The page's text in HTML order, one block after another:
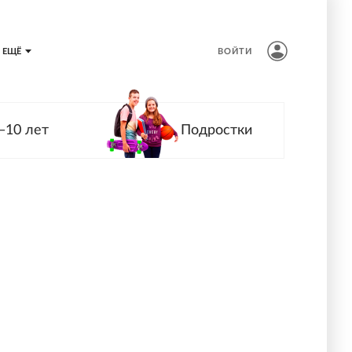
ЕЩЁ ВОЙТИ
лет Подростки